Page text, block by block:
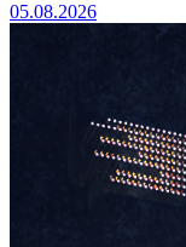
05.08.2026